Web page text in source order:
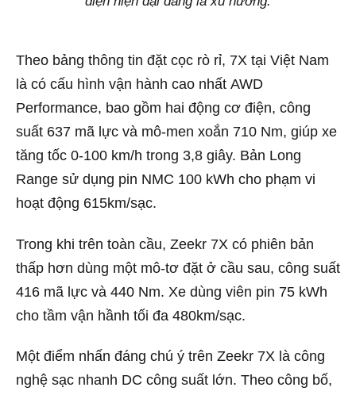
Theo bảng thông tin đặt cọc rò rỉ, 7X tại Việt Nam
là có cấu hình vận hành cao nhất AWD
Performance, bao gồm hai động cơ điện, công
suất 637 mã lực và mô-men xoắn 710 Nm, giúp xe
tăng tốc 0-100 km/h trong 3,8 giây. Bản Long
Range sử dụng pin NMC 100 kWh cho phạm vi
hoạt động 615km/sạc.
Trong khi trên toàn cầu, Zeekr 7X có phiên bản
thấp hơn dùng một mô-tơ đặt ở cầu sau, công suất
416 mã lực và 440 Nm. Xe dùng viên pin 75 kWh
cho tầm vận hầnh tối đa 480km/sạc.
Một điểm nhấn đáng chú ý trên Zeekr 7X là công
nghệ sạc nhanh DC công suất lớn. Theo công bố,